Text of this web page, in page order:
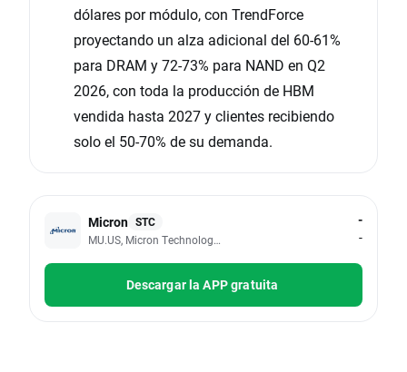
dólares por módulo, con TrendForce
proyectando un alza adicional del 60-61%
para DRAM y 72-73% para NAND en Q2
2026, con toda la producción de HBM
vendida hasta 2027 y clientes recibiendo
solo el 50-70% de su demanda.
Micron STC
MU.US, Micron Technology Inc
-
-
Descargar la APP gratuita